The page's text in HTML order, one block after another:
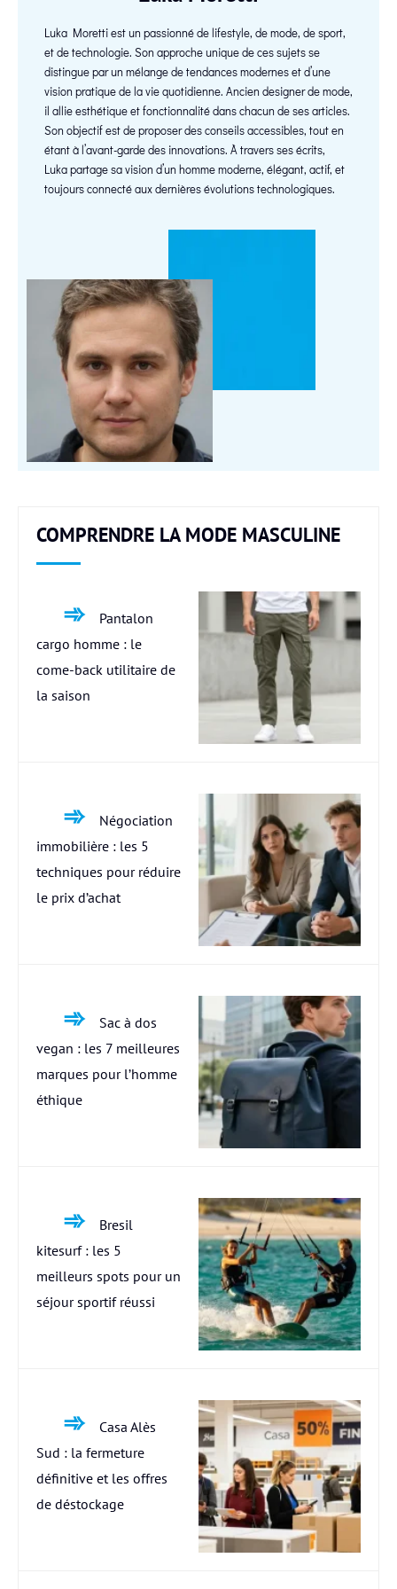
Luka Moretti est un passionné de lifestyle, de mode, de sport,
et de technologie. Son approche unique de ces sujets se
distingue par un mélange de tendances modernes et d’une
vision pratique de la vie quotidienne. Ancien designer de mode,
il allie esthétique et fonctionnalité dans chacun de ses articles.
Son objectif est de proposer des conseils accessibles, tout en
étant à l’avant-garde des innovations. À travers ses écrits,
Luka partage sa vision d’un homme moderne, élégant, actif, et
toujours connecté aux dernières évolutions technologiques.
COMPRENDRE LA MODE MASCULINE
Pantalon
cargo homme : le
come-back utilitaire de
la saison
Négociation
immobilière : les 5
techniques pour réduire
le prix d’achat
Sac à dos
vegan : les 7 meilleures
marques pour l’homme
éthique
Bresil
kitesurf : les 5
meilleurs spots pour un
séjour sportif réussi
Casa Alès
Sud : la fermeture
définitive et les offres
de déstockage